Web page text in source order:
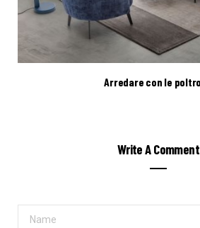
Arredare con le
Write A Comment